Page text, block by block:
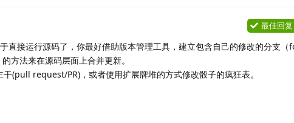
最佳回复
直接运行源码了，你最好借助版本管理工具，建立包含自己的修改的分支（
方法来在源码层面上合并更新。
(pull request/PR)，或者使用扩展牌堆的方式修改骰子的疯狂表。